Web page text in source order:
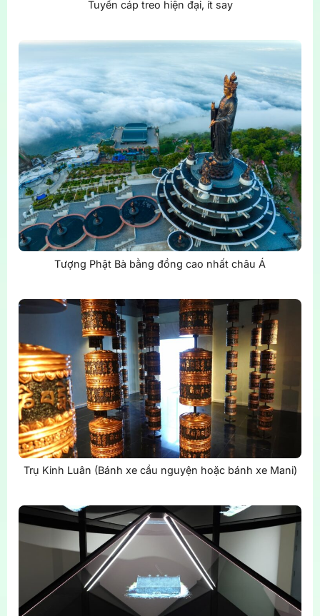
Tuyến cáp treo hiện đại, ít say
Tượng Phật Bà bằng đồng cao nhất châu Á
Trụ Kinh Luân (Bánh xe cầu nguyện hoặc bánh xe Mani)